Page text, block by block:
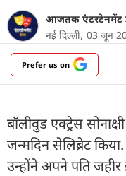
आजतक एंटरटेनमेंट
नई दिल्ली, 03 जून
Prefer us on
बॉलीवुड एक्ट्रेस
जन्मदिन सेलिब्रेट
उन्होंने अपने पति